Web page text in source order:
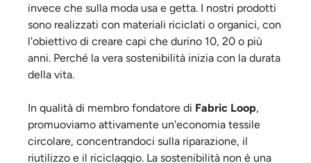
invece che sulla moda usa e getta. I nostri prodotti
sono realizzati con materiali riciclati o organici, con
l'obiettivo di creare capi che durino 10, 20 o più
anni. Perché la vera sostenibilità inizia con la durata
della vita.
In qualità di membro fondatore di Fabric Loop,
promuoviamo attivamente un'economia tessile
circolare, concentrandoci sulla riparazione, il
riutilizzo e il riciclaggio. La sostenibilità non è una